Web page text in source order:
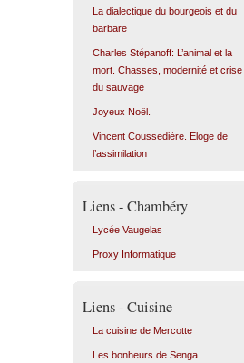
La dialectique du bourgeois et du
barbare
Charles Stépanoff: L’animal et la
mort. Chasses, modernité et crise
du sauvage
Joyeux Noël.
Vincent Coussedière. Eloge de
l’assimilation
Liens - Chambéry
Lycée Vaugelas
Proxy Informatique
Liens - Cuisine
La cuisine de Mercotte
Les bonheurs de Senga